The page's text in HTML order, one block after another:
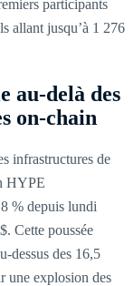
participants
allant jusqu’à 1 276
au-delà des
on-chain
infrastructures de
HYPE
% depuis lundi
Cette poussée
dessus des 16,5
une explosion des